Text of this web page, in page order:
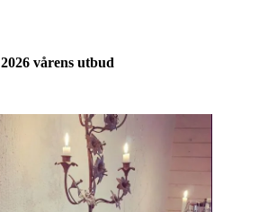
2026 vårens utbud